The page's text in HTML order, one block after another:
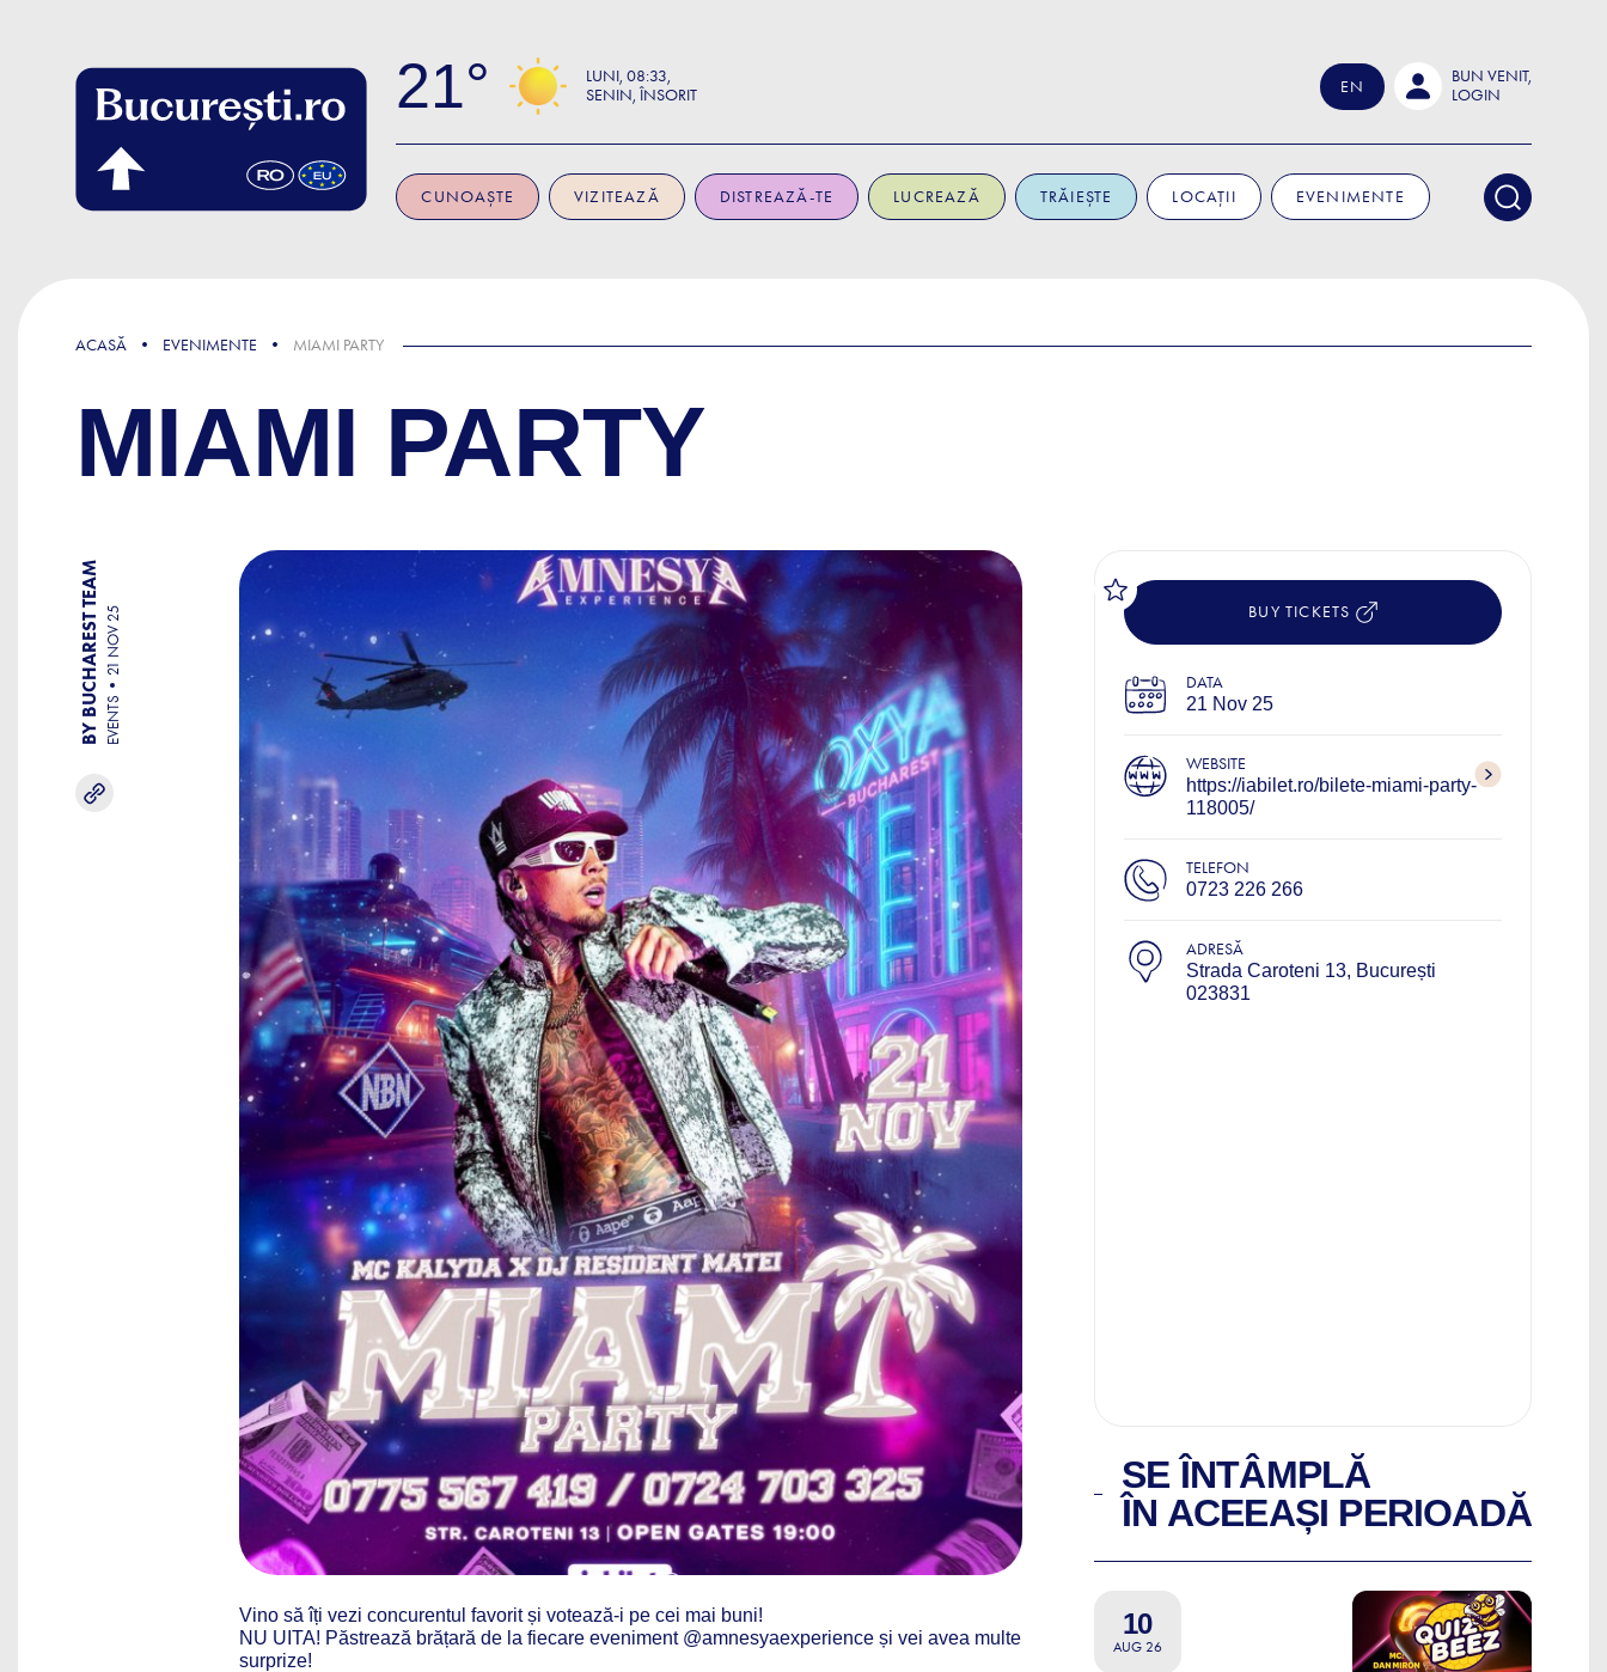
21 LUNI 08:33
SENIN, ÎNSORIT
EN
BUN VENIT,
LOGIN
CUNOAȘTE VIZITEAZĂ DISTREAZĂ-TE LUCREAZĂ TRĂIEȘTE LOCAȚII EVENIMENTE
ACASĂ EVENIMENTE MIAMI PARTY
MIAMI PARTY
BY BUCHAREST TEAM EVENTS
21 NOV 25
Vino să îți vezi concurentul favorit și votează-i pe cei mai buni!
NU UITA! Păstrează brățară de la fiecare eveniment @amnesyaexperience și vei avea multe
surprize!
BUY TICKETS
DATA
21 Nov 25
WEBSITE
https://iabilet.ro/bilete-miami-party-
118005/
TELEFON
0723 226 266
ADRESĂ
Strada Caroteni 13, București
023831
SE ÎNTÂMPLĂ
ÎN ACEEAȘI PERIOADĂ
10
AUG 26